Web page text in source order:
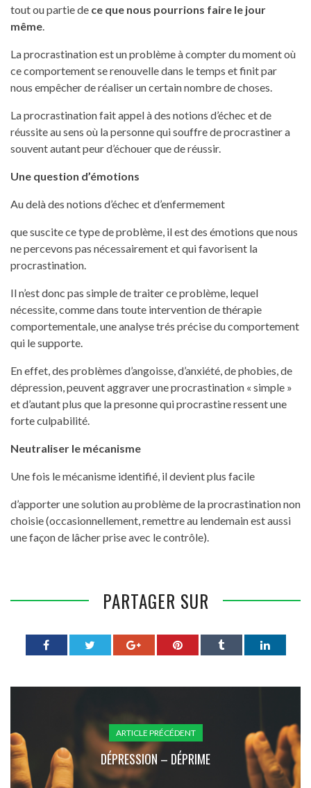
tout ou partie de ce que nous pourrions faire le jour
même
La procrastination est un problème à compter du moment où
ce comportement se renouvelle dans le temps et finit par
nous empêcher de réaliser un certain nombre de choses.
La procrastination fait appel à des notions d’échec et de
réussite au sens où la personne qui souffre de procrastiner a
souvent autant peur d’échouer que de réussir.
Une question d’émotions
Au delà des notions d’échec et d’enfermement
que suscite ce type de problème, il est des émotions que nous
ne percevons pas nécessairement et qui favorisent la
procrastination.
Il n’est donc pas simple de traiter ce problème, lequel
nécessite, comme dans toute intervention de thérapie
comportementale, une analyse trés précise du comportement
qui le supporte.
En effet, des problèmes d’angoisse, d’anxiété, de phobies, de
dépression, peuvent aggraver une procrastination « simple »
et d’autant plus que la presonne qui procrastine ressent une
forte culpabilité.
Neutraliser le mécanisme
Une fois le mécanisme identifié, il devient plus facile
d’apporter une solution au problème de la procrastination non
choisie (occasionnellement, remettre au lendemain est aussi
une façon de lâcher prise avec le contrôle).
PARTAGER SUR
ARTICLE PRÉCÉDENT
DÉPRESSION – DÉPRIME